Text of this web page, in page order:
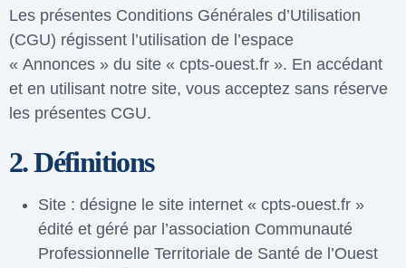
Les présentes Conditions Générales d’Utilisation
(CGU) régissent l’utilisation de l’espace
« Annonces » du site « cpts-ouest.fr ». En accédant
et en utilisant notre site, vous acceptez sans réserve
les présentes CGU.
2. Définitions
Site : désigne le site internet « cpts-ouest.fr »
édité et géré par l’association Communauté
Professionnelle Territoriale de Santé de l’Ouest